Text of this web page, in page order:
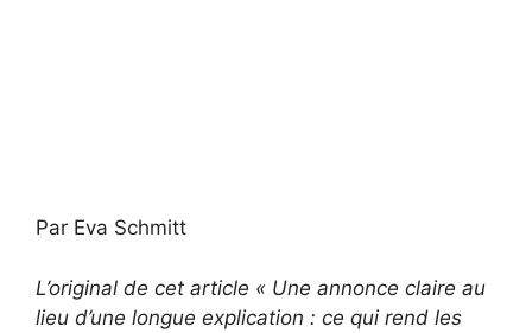
Par Eva Schmitt
L’original de cet article « Une annonce claire au
lieu d’une longue explication : ce qui rend les